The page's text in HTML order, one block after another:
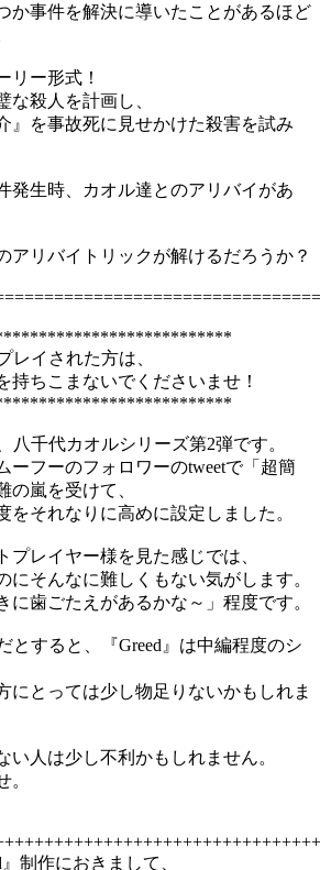
か事件を解決に導いたことがあるほど
ー形式！
殺人を計画し、
を事故死に見せかけた殺害を試み
生時、カオル達とのアリバイがあ
リバイトリックが解けるだろうか？
レイされた方は、
ちこまないでくださいませ！
八千代カオルシリーズ第2弾です。
フーのフォロワーのtweetで「超簡
の嵐を受けて、
それなりに高めに設定しました。
レイヤー様を見た感じでは、
そんなに難しくもない気がします。
歯ごたえがあるかな～」程度です。
とすると、『Greed』は中編程度のシ
とっては少し物足りないかもしれま
人は少し不利かもしれません。
作におきまして、